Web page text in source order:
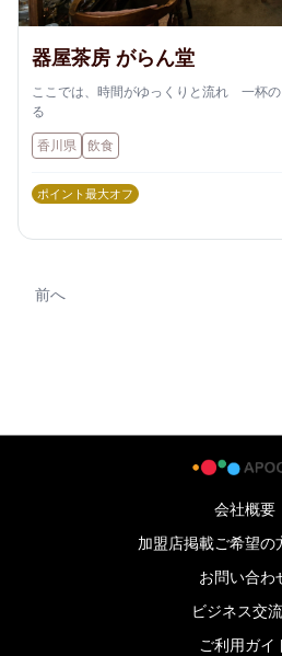
器屋茶房 がらん堂
ここでは、時間がゆっくりと流れ 一杯
る
香川県 飲食
ポイント最大オフ
前へ
会社概要
加盟店掲載ご希望の
お問い合わ
ビジネス交
ご利用ガイ